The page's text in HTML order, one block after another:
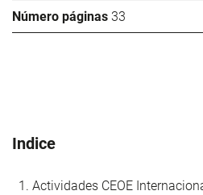
Número páginas 33
Indice
Actividades CEOE